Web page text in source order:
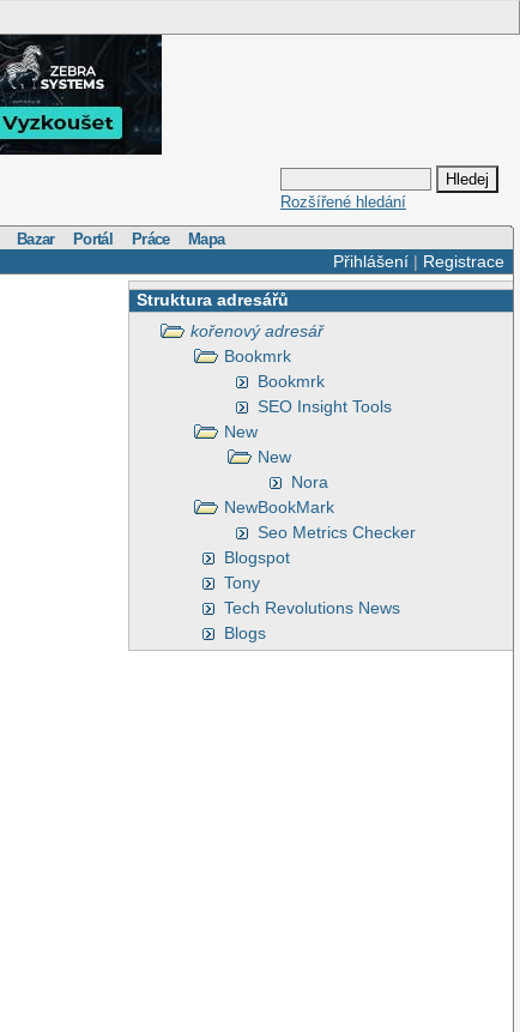
Rozšířené hledání
Bazar Portál Práce Mapa
Přihlášení| Registrace
Struktura adresářů
kořenový adresář
Bookmrk
Bookmrk
SEO Insight Tools
New
New
Nora
NewBookMark
Seo Metrics Checker
Blogspot
Tony
Tech Revolutions News
Blogs